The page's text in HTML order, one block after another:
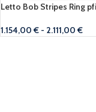
Letto Bob Stripes Ring
1.154,00€ - 2.111,00€